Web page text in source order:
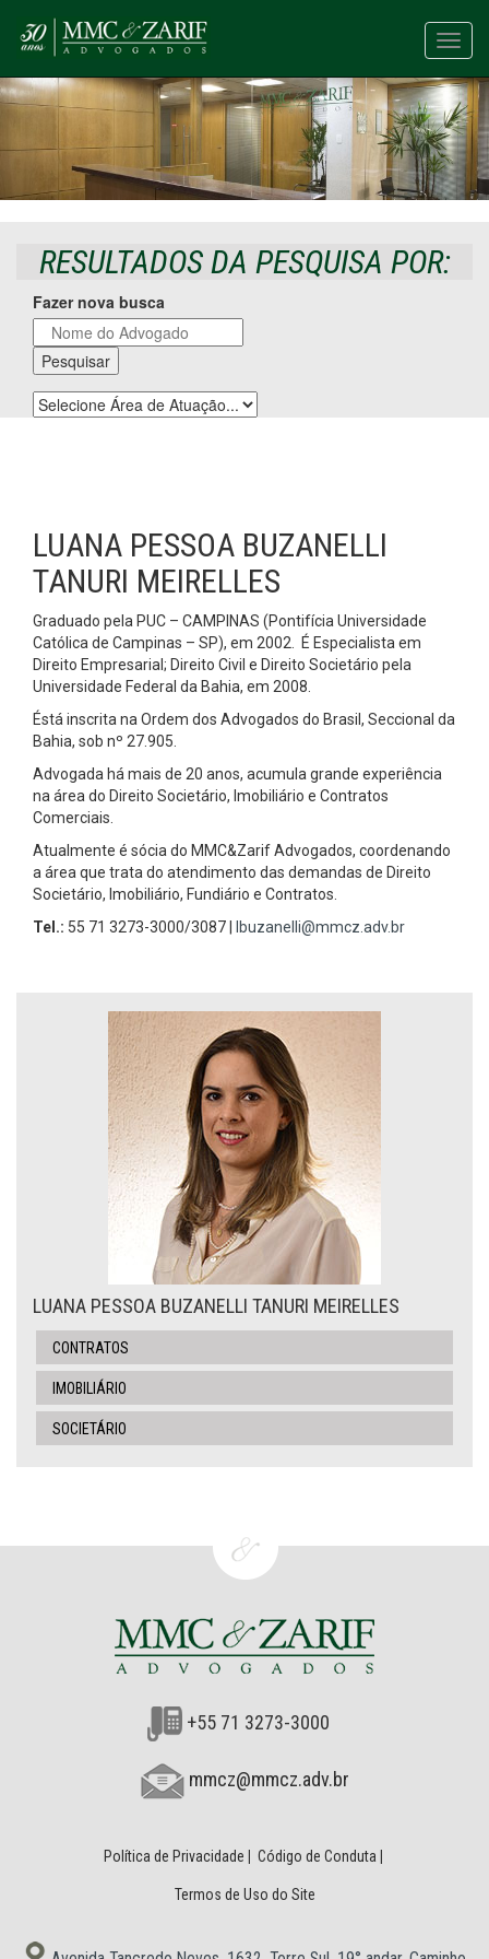
RESULTADOS DA PESQUISA POR:
Fazer nova busca
LUANA PESSOA BUZANELLI
TANURI MEIRELLES
Graduado pela PUC – CAMPINAS (Pontifícia Universidade
Católica de Campinas – SP), em 2002. É Especialista em
Direito Empresarial; Direito Civil e Direito Societário pela
Universidade Federal da Bahia, em 2008.
Éstá inscrita na Ordem dos Advogados do Brasil, Seccional da
Bahia, sob nº 27.905.
Advogada há mais de 20 anos, acumula grande experiência
na área do Direito Societário, Imobiliário e Contratos
Comerciais.
Atualmente é sócia do MMC&Zarif Advogados, coordenando
a área que trata do atendimento das demandas de Direito
Societário, Imobiliário, Fundiário e Contratos.
Tel.: 55 71 3273-3000/3087 | lbuzanelli@mmcz.adv.br
LUANA PESSOA BUZANELLI TANURI MEIRELLES
CONTRATOS
IMOBILIÁRIO
SOCIETÁRIO
+55 71 3273-3000
mmcz@mmcz.adv.br
Política de Privacidade Código de Conduta
Termos de Uso do Site